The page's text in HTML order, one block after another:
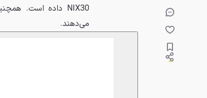
می‌دهند.